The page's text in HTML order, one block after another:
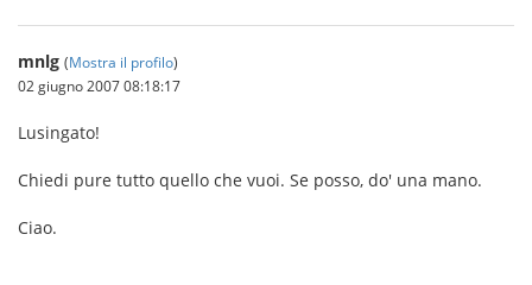
mnlg (Mostra il profilo)
02 giugno 2007 08:18:17
Lusingato!
Chiedi pure tutto quello che vuoi. Se posso, do' una mano.
Ciao.